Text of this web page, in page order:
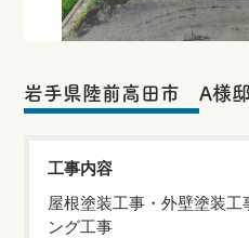
岩手県陸前高田市 A
工事内容
屋根塗装工事・外壁塗装
ング工事